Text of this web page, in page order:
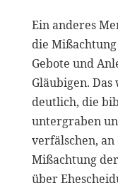
Ein anderes
die
Gebote und
Gläubigen.
deutlich, die
untergraben
verfälschen,
Mißachtung
über